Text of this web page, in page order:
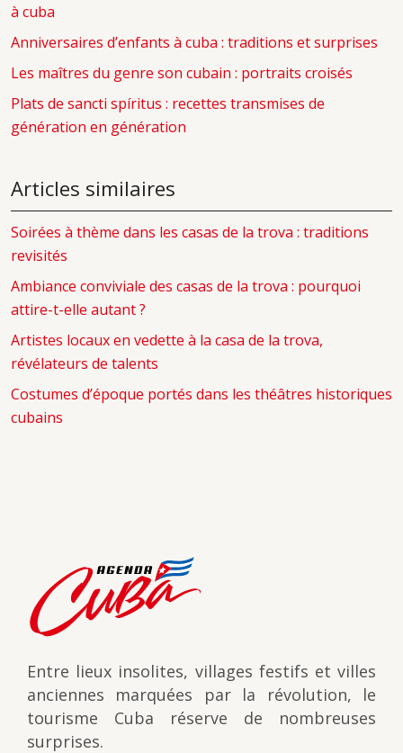
à cuba
Anniversaires d’enfants à cuba : traditions et surprises
Les maîtres du genre son cubain : portraits croisés
Plats de sancti spíritus : recettes transmises de
génération en génération
Articles similaires
Soirées à thème dans les casas de la trova : traditions
revisités
Ambiance conviviale des casas de la trova : pourquoi
attire-t-elle autant ?
Artistes locaux en vedette à la casa de la trova,
révélateurs de talents
Costumes d’époque portés dans les théâtres historiques
cubains
Entre lieux insolites, villages festifs et villes
anciennes marquées par la révolution, le
tourisme Cuba réserve de nombreuses
surprises.